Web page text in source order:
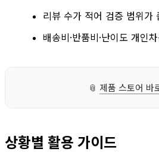
리뷰 수가 적어 검증 범위가
배송비·반품비·난이도 개인
📎 제품 스토어 바
상황별 활용 가이드